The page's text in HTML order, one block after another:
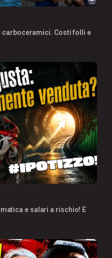
carboceramici. Costi folli e
e salari a rischio! E